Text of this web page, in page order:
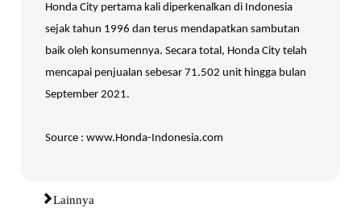
Honda City pertama kali diperkenalkan di Indonesia
sejak tahun 1996 dan terus mendapatkan sambutan
baik oleh konsumennya. Secara total, Honda City telah
mencapai penjualan sebesar 71.502 unit hingga bulan
September 2021.
Source : www.Honda-Indonesia.com
Lainnya